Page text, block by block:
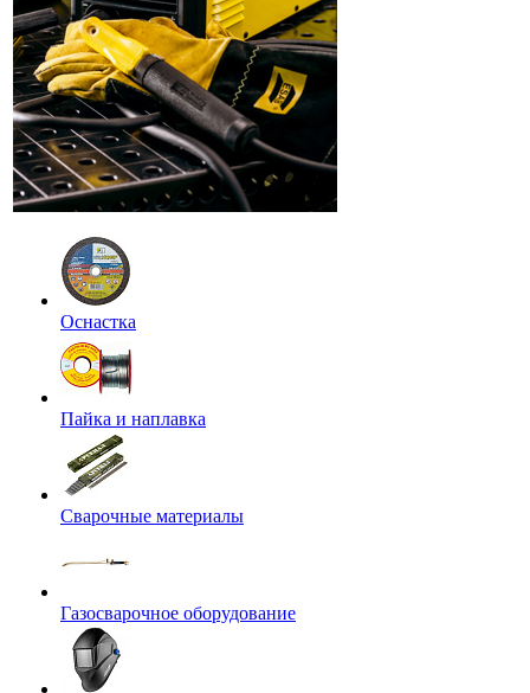
Оснастка
Пайка и наплавка
Сварочные материалы
Газосварочное оборудование